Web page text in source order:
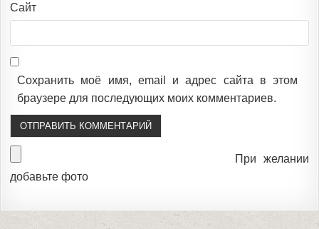
Сайт
Сохранить моё имя, email и адрес сайта в этом
браузере для последующих моих комментариев.
При желании
добавьте фото